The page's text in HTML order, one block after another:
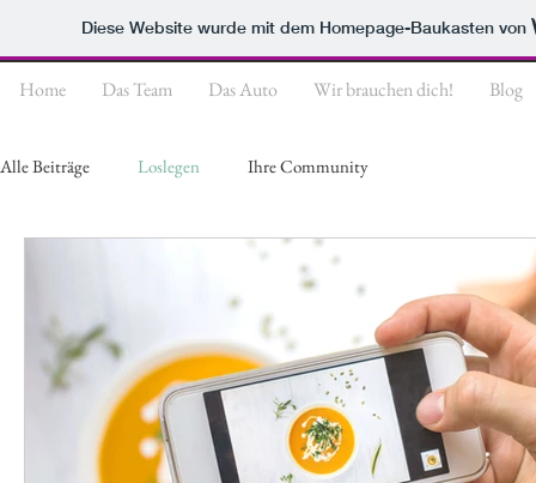
Diese Website wurde mit dem Homepage-Baukasten von
Home Das Team Das Auto Wir brauchen dich! Blog
Alle Beiträge Loslegen Ihre Community